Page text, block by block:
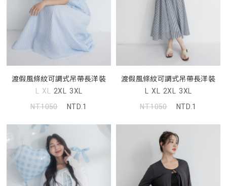
渡假風條紋可調式吊帶長洋裝
L XL 2XL 3XL
NT.1050
NTD.1
渡假風條紋可調式吊帶長洋裝
L XL 2XL 3XL
NT.1050
NTD.1